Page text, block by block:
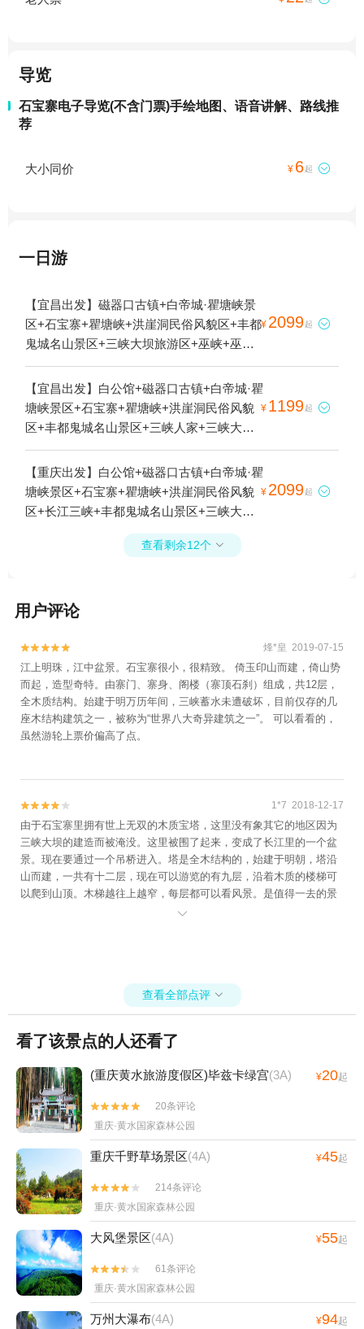
导览
石宝寨电子导览(不含门票)手绘地图、语音讲解、路线推
荐
大小同价 ¥ 6起 
一日游
【宜昌出发】磁器口古镇+白帝城·瞿塘峡景
区+石宝寨+瞿塘峡+洪崖洞民俗风貌区+丰都
鬼城名山景区+三峡大坝旅游区+巫峡+巫山
小三峡+神女峰+三峡云巅神女天路景区+李
子坝轻轨站+三峡之巅+三峡垂直升船机+重
庆长江三峡游船2日游
¥ 2099起 
【宜昌出发】白公馆+磁器口古镇+白帝城·瞿
塘峡景区+石宝寨+瞿塘峡+洪崖洞民俗风貌
区+丰都鬼城名山景区+三峡人家+三峡大坝
旅游区+巫峡+巫山小三峡+神女峰+李子坝轻
轨站+三峡垂直升船机+重庆长江三峡游船5日
游
¥ 1199起 
【重庆出发】白公馆+磁器口古镇+白帝城·瞿
塘峡景区+石宝寨+瞿塘峡+洪崖洞民俗风貌
区+长江三峡+丰都鬼城名山景区+三峡大坝
旅游区+巫峡+巫山小三峡+神女峰+李子坝轻
轨站+三峡垂直升船机4日游
¥ 2099起 
查看剩余12个 
用户评论

 烽*皇 2019-07-15
江上明珠，江中盆景。石宝寨很小，很精致。 倚玉印山而建，倚山势
而起，造型奇特。由寨门、寨身、阁楼（寨顶石刹）组成，共12层，
全木质结构。始建于明万历年间，三峡蓄水未遭破坏，目前仅存的几
座木结构建筑之一，被称为“世界八大奇异建筑之一”。 可以看看的，
虽然游轮上票价偏高了点。

 1*7 2018-12-17
由于石宝寨里拥有世上无双的木质宝塔，这里没有象其它的地区因为
三峡大坝的建造而被淹没。这里被围了起来，变成了长江里的一个盆
景。现在要通过一个吊桥进入。塔是全木结构的，始建于明朝，塔沿
山而建，一共有十二层，现在可以游览的有九层，沿着木质的楼梯可
以爬到山顶。木梯越往上越窄，每层都可以看风景。是值得一去的景

查看全部点评 
看了该景点的人还看了
(重庆黄水旅游度假区)毕兹卡绿宫(3A) ¥20起


20条评论
重庆·黄水国家森林公园
重庆千野草场景区(4A) ¥45起


214条评论
重庆·黄水国家森林公园
大风堡景区(4A) ¥55起


61条评论
重庆·黄水国家森林公园
万州大瀑布(4A) ¥94起